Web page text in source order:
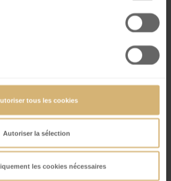
tous les cookies
Autoriser la sélection
les cookies nécessaires
DI CIOCCOLATO
(PRIVATO)